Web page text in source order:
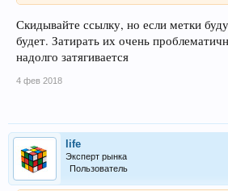
Скидывайте ссылку, но если метки
будет. Затирать их очень
надолго затягивается
4 фев 2018
life
Эксперт рынка
Пользователь